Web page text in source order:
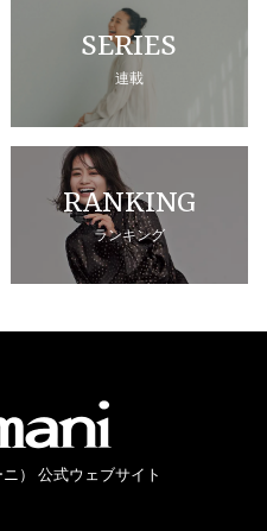
SERIES
連載
RANKING
ランキング
） 公式ウェブサイト